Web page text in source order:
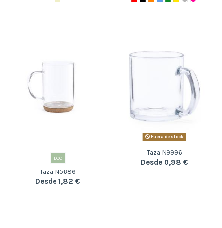
ECO
Taza N5686
Desde 1,82 €
Fuera de stock
Taza N9996
Desde 0,98 €